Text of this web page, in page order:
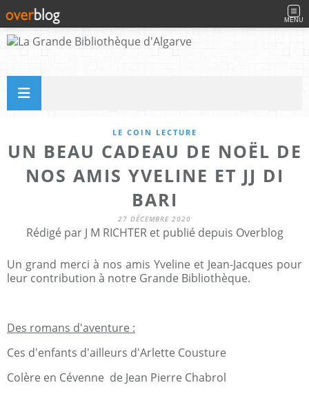
MENU
LE COIN LECTURE
UN BEAU CADEAU DE NOËL DE
NOS AMIS YVELINE ET JJ DI
BARI
27 DÉCEMBRE 2020
Rédigé par J M RICHTER et publié depuis Overblog
Un grand merci à nos amis Yveline et Jean-Jacques pour
leur contribution à notre Grande Bibliothèque.
Des romans d'aventure :
Ces d'enfants d'ailleurs d'Arlette Cousture
Colère en Cévenne de Jean Pierre Chabrol